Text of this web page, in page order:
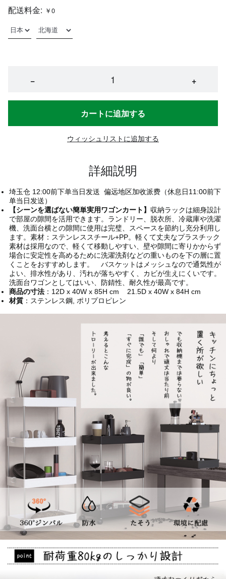
配送料金: ￥0
− +
カートに追加する
ウィッシュリストに追加する
詳細説明
埼玉仓 12:00前下单当日发送 偏远地区加收派费（休息日11:00前下
单当日发送）
【シーンを選ばない簡単実用ワゴンカート】 収納ラックは細身設計
で部屋の隙間を活用できます。ランドリー、脱衣所、冷蔵庫や洗濯
機、洗面台横との隙間に使用は完璧、スペースを節約し充分利用し
ます。素材：ステンレススチール+PP。軽くて丈夫なプラスチック
素材は採用なので、軽くて移動しやすい、壁や隙間に寄りかからず
場合に安定性を高めるために洗濯洗剤などの重いものを下の層に置
くことをおすすめします。 バスケットはメッシュなので通気性が
よい、排水性があり、汚れが落ちやすく、カビが生えにくいです。
洗面台ワゴンとしてはいい、防錆性、耐久性が最高です。
商品の寸法 ：12D x 40W x 85H cm 21.5D x 40W x 84H cm
材質 ：ステンレス鋼, ポリプロピレン